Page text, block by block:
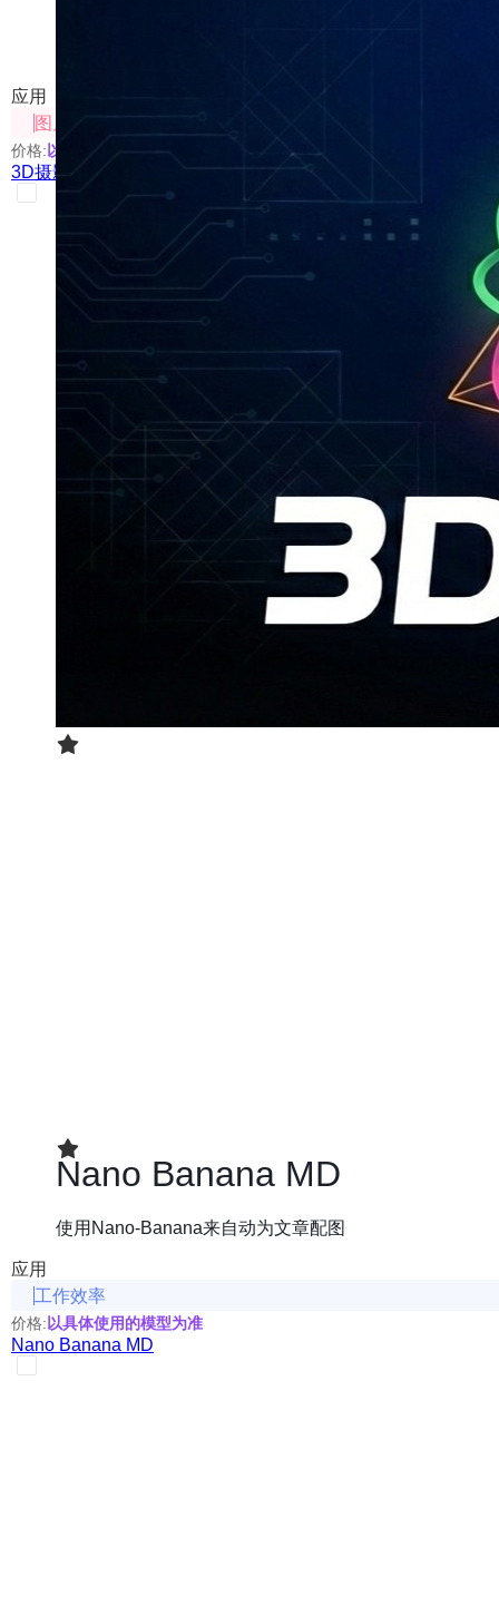
应用
图片处理
价格: 以具体使用的模型为准
3D摄影棚
Nano Banana MD
使用Nano-Banana来自动为文章配图
应用
工作效率
价格: 以具体使用的模型为准
Nano Banana MD